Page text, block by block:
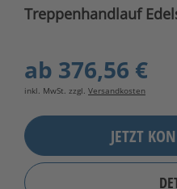
Treppenhandlauf
ab 376,56 €
inkl. MwSt. zzgl. Versandkosten
JETZT